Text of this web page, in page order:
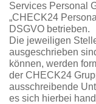
Services Personal
„CHECK24
DSGVO betrieben.
Die jeweiligen
ausgeschrieben
können, werden
der CHECK24
ausschreibende
es sich hierbei